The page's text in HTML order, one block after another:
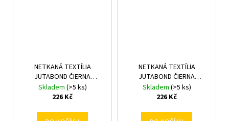
NETKANÁ TEXTÍLIA
JUTABOND ČIERNA
1,6x10M/50g
Skladem (>5 ks)
226 Kč
NETKANÁ TEXTÍLIA
JUTABOND ČIERNA
3,2x5M/50g
Skladem (>5 ks)
226 Kč